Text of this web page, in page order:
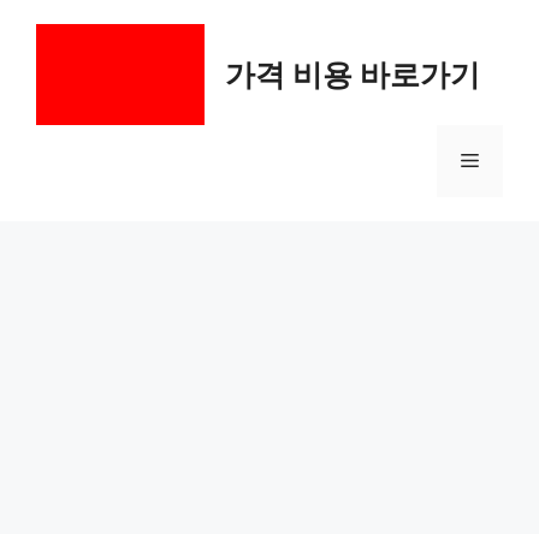
가격 비용 바로가기
메